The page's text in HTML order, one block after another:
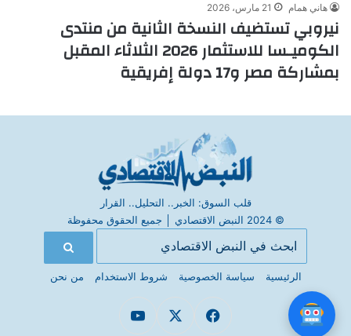
هاني همام 21 مارس، 2026
نيروبي تستضيف النسخة الثانية من منتدى
الكوميـسا للاستثمار 2026 الثلاثاء المقبل
بمشاركة مصر و17 دولة إفريقية
قلب السوق: الخبر.. التحليل.. القرار
© 2024 النبض الاقتصادي
جميع الحقوق محفوظة
الرئيسية سياسة الخصوصية شروط الاستخدام من نحن